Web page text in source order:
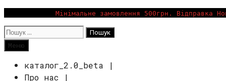
до
вмісту
Мінімальне замовлення 500грн. Відправка
Пошук:
Пошук
Меню
каталог_2.0_beta |
Про нас |